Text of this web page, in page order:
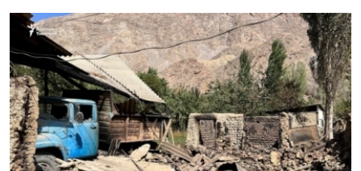
ДАНИСТЕ
ЭЖЕ-СИҢДИЛЕР
АЗАТТЫК+
ЫҢГАЙСЫЗ СУРООЛОР
ОНЛАЙН ШЕРИНЕ
ЭЕ/АРнун бардык сайттары